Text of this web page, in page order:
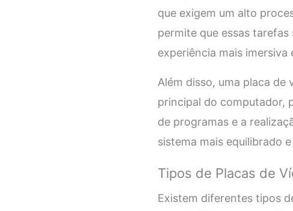
que exigem um alto
permite que essas
experiência mais imersiva
Além disso, uma placa
principal do computador,
de programas e a
sistema mais equilibrado
Tipos de Placas de
Existem diferentes tipos